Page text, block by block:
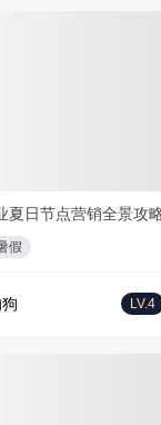
夏日节点营销全景攻
假
LV.4